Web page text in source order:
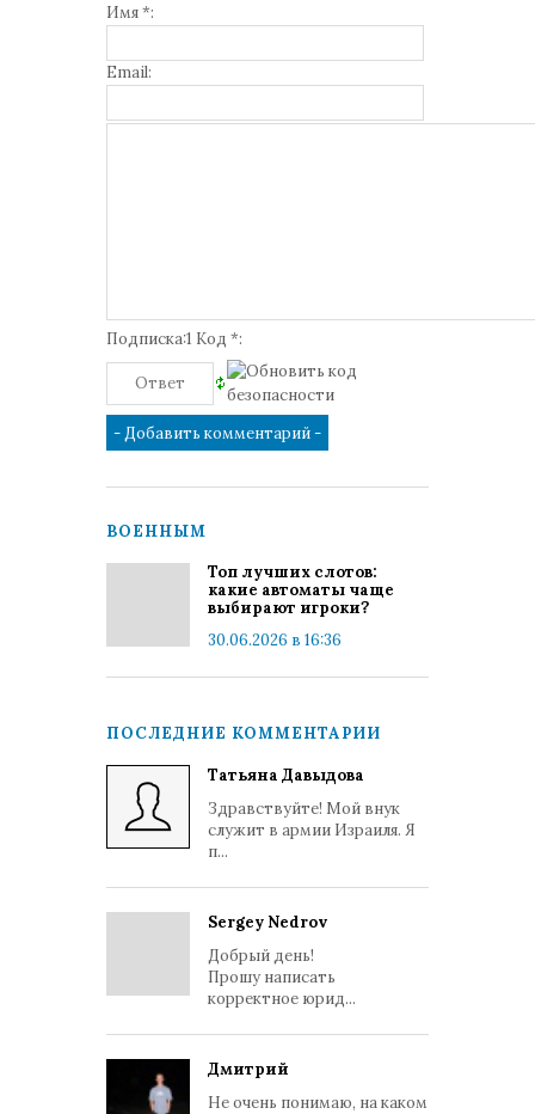
Имя *:
Email:
Подписка:1 Код *:
ВОЕННЫМ
Топ лучших слотов:
какие автоматы чаще
выбирают игроки?
30.06.2026 в 16:36
ПОСЛЕДНИЕ КОММЕНТАРИИ
Татьяна Давыдова
Здравствуйте! Мой внук
служит в армии Израиля. Я
п...
Sergey Nedrov
Добрый день!
Прошу написать
корректное юрид...
Дмитрий
Не очень понимаю, на каком